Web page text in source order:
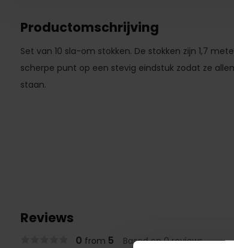
Productomschrijving
Set van 10 sla-om stokken. De stokken zijn 1,7
scherpe punt op een stevig eindstuk zodat ze
staan.
Reviews
0 from 5 Based on 0 reviews